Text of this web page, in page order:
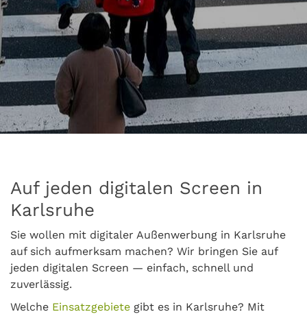
Auf jeden digitalen Screen in
Karlsruhe
Sie wollen mit digitaler Außenwerbung in Karlsruhe
auf sich aufmerksam machen? Wir bringen Sie auf
jeden digitalen Screen — einfach, schnell und
zuverlässig.
Welche Einsatzgebiete gibt es in Karlsruhe? Mit